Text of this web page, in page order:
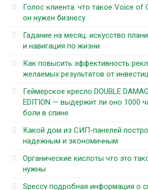
Голос клиента: что такое Voice of
он нужен бизнесу
Гадание на месяц: искусство
и навигация по жизни
Как повысить эффективность
желаемых результатов от
Геймерское кресло DOUBLE
EDITION — выдержит ли оно 1000
боли в спине
Какой дом из СИП-панелей
надежным и экономичным
Органические кислоты что это
нужны
Speccy подробная информация о